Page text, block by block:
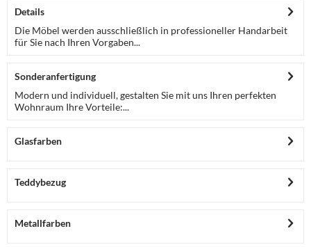
Details
Die Möbel werden ausschließlich in professioneller Handarbeit
für Sie nach Ihren Vorgaben...
Sonderanfertigung
Modern und individuell, gestalten Sie mit uns Ihren perfekten
Wohnraum Ihre Vorteile:...
Glasfarben
Teddybezug
Metallfarben